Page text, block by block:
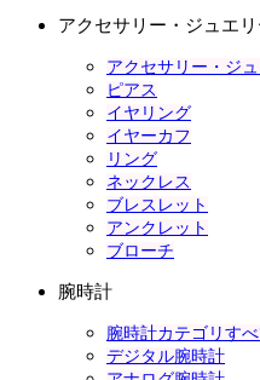
アクセサリー・ジュエリ
アクセサリー・ジ
ピアス
イヤリング
イヤーカフ
リング
ネックレス
ブレスレット
アンクレット
ブローチ
腕時計
腕時計カテゴリす
デジタル腕時計